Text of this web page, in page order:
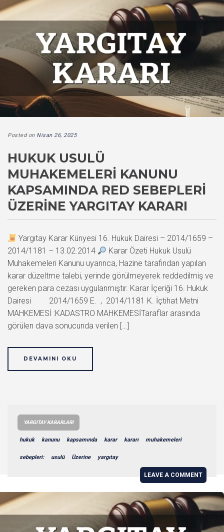
Posted on Nisan 26, 2025
HUKUK USULÜ
MUHAKEMELERI KANUNU
KAPSAMINDA RED SEBEPLERI
ÜZERINE YARGITAY KARARI
Yargıtay Karar Künyesi 16. Hukuk Dairesi – 2014/1659 –
2014/1181 – 13.02.2014
Karar Özeti Hukuk Usulü
Muhakemeleri Kanunu uyarınca, Hazine tarafından yapılan
karar düzeltme talebi, yerinde görülmeyerek reddedilmiş ve
gereken para cezası uygulanmıştır. Karar İçeriği 16. Hukuk
Dairesi 2014/1659 E. , 2014/1181 K. İçtihat Metni
MAHKEMESİ :KADASTRO MAHKEMESİTaraflar arasında
görülen dava sonucunda verilen […]
DEVAMINI OKU
YARGITAY KARARLARI
hukuk kanunu kapsamında karar kararı muhakemeleri
sebepleri: usulü Üzerine yargıtay
LEAVE A COMMENT